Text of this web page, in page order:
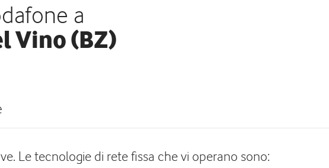
a
Vino (BZ)
Le tecnologie di rete fissa che vi operano sono: